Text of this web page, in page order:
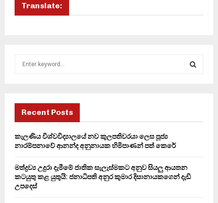
Translate:
f
r
H
Recent Posts
කැලණිය විශ්වවිද්‍යාලයේ නව කුලපතිවරයා ලෙස පූජ්‍ය
නාරම්පනාවේ ආනන්ද අනුනායක හිමිපාණන් පත් කෙරේ
මත්ද්‍රව්‍ය උදුරා දැමීමේ ජාතික සැලැස්මකට අනුව සියලු ආයතන
කටයුතු කළ යුතුයි: ජනාධිපති අනුර කුමාර දිසානායකගෙන් දැඩි
උපදෙස්